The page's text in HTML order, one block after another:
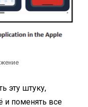
эту штуку,
и поменять все